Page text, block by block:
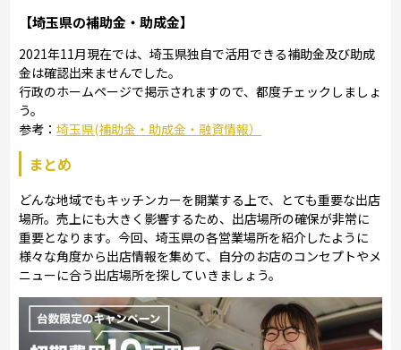
【埼玉県の補助金・助成金】
2021年11月現在では、埼玉県独自で活用できる補助金及び助成
金は確認出来ませんでした。
行政のホームページで掲示されますので、都度チェックしましょ
う。
参考：埼玉県(補助金・助成金・融資情報）
まとめ
どんな地域でもキッチンカーを開業する上で、とても重要な出店
場所。売上にも大きく影響するため、出店場所の確保が非常に
重要となります。今回、埼玉県の各営業場所を紹介したように
様々な角度から出店情報を集めて、自分のお店のコンセプトやメ
ニューに合う出店場所を探していきましょう。